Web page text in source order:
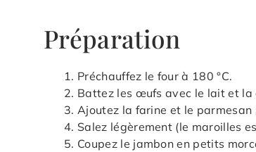
Préparation
Préchauffez le four à 180 °C.
Battez les œufs avec le lait et la
Ajoutez la farine et le parmesan
Salez légèrement (le maroilles
Coupez le jambon en petits